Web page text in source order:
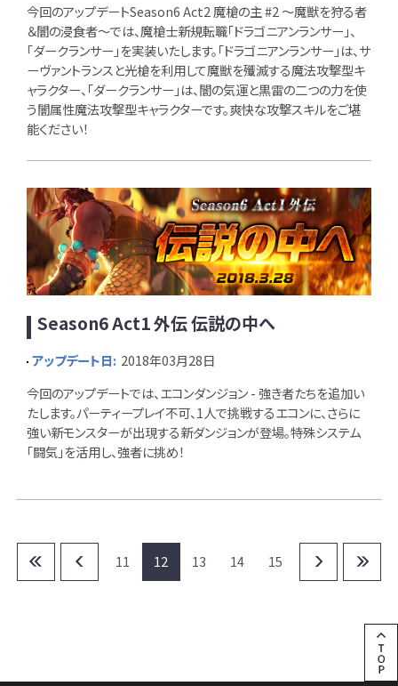
今回のアップデートSeason6 Act2 魔槍の主 #2 ～魔獣を狩る者
＆闇の浸食者～では、魔槍士新規転職「ドラゴニアンランサー」、
「ダークランサー」を実装いたします。「ドラゴニアンランサー」は、サ
ーヴァントランスと光槍を利用して魔獣を殲滅する魔法攻撃型キ
ャラクター、「ダークランサー」は、闇の気運と黒雷の二つの力を使
う闇属性魔法攻撃型キャラクターです。爽快な攻撃スキルをご堪
能ください！
Season6 Act1 外伝 伝説の中へ
アップデート日: 2018年03月28日
今回のアップデートでは、エコンダンジョン - 強き者たちを追加い
たします。パーティープレイ不可、1人で挑戦するエコンに、さらに
強い新モンスターが出現する新ダンジョンが登場。特殊システム
「闘気」を活用し、強者に挑め！
11 12 13 14 15